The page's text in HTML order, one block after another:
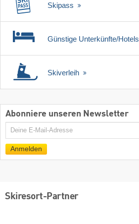
Skipass
Günstige Unterkünfte/Hotels
Skiverleih
Abonniere unseren Newsletter
E-
Mail
Anmelden
Skiresort-Partner